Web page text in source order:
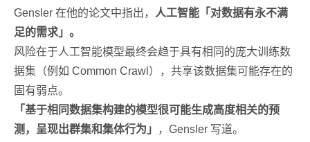
Gensler 在他的论文中指出，
人工智能「对数据有永不满
足的需求」。
风险在于人工智能模型最终会趋于具有相同的庞大训练数
据集（例如 Common Crawl），共享该数据集可能存在的
固有弱点。
「基于相同数据集构建的模型很可能生成高度相关的预
测，呈现出群集和集体行为」
，Gensler 写道。